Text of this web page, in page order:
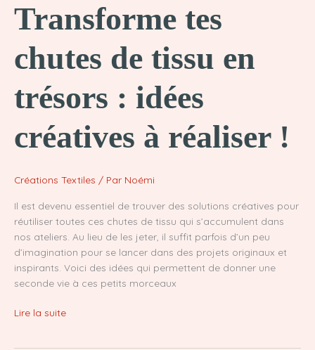
Transforme tes
chutes de tissu en
trésors : idées
créatives à réaliser !
Créations Textiles / Par Noémi
Il est devenu essentiel de trouver des solutions créatives pour
réutiliser toutes ces chutes de tissu qui s’accumulent dans
nos ateliers. Au lieu de les jeter, il suffit parfois d’un peu
d’imagination pour se lancer dans des projets originaux et
inspirants. Voici des idées qui permettent de donner une
seconde vie à ces petits morceaux
Transforme
Lire la suite